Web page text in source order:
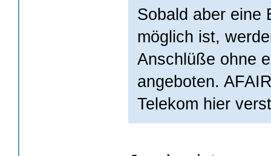
Sobald aber eine
möglich ist,
Anschlüße ohne
angeboten.
Telekom hier